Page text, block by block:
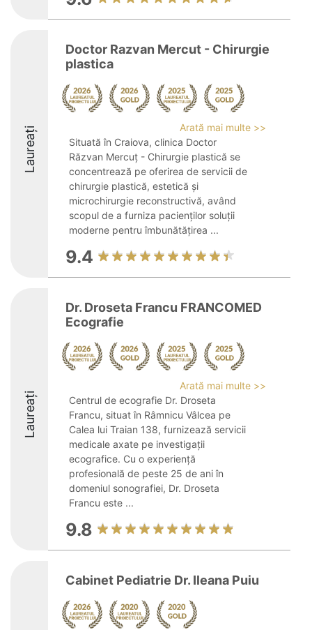
Laureați
Doctor Razvan Mercut - Chirurgie
plastica
Arată mai multe >>
Situată în Craiova, clinica Doctor
Răzvan Mercuț - Chirurgie plastică se
concentrează pe oferirea de servicii de
chirurgie plastică, estetică și
microchirurgie reconstructivă, având
scopul de a furniza pacienților soluții
moderne pentru îmbunătățirea ...
9.4
Laureați
Dr. Droseta Francu FRANCOMED
Ecografie
Arată mai multe >>
Centrul de ecografie Dr. Droseta
Francu, situat în Râmnicu Vâlcea pe
Calea lui Traian 138, furnizează servicii
medicale axate pe investigații
ecografice. Cu o experiență
profesională de peste 25 de ani în
domeniul sonografiei, Dr. Droseta
Francu este ...
9.8
Cabinet Pediatrie Dr. Ileana Puiu